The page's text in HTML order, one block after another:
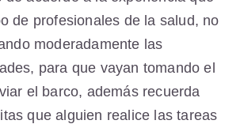
de profesionales de la salud, no
moderadamente las
para que vayan tomando el
el barco, además recuerda
que alguien realice las tareas